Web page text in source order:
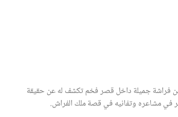
فراشة جميلة داخل قصر فخم تكشف له عن حقيقة
في مشاعره وتفانيه في قصة ملك الفراش.